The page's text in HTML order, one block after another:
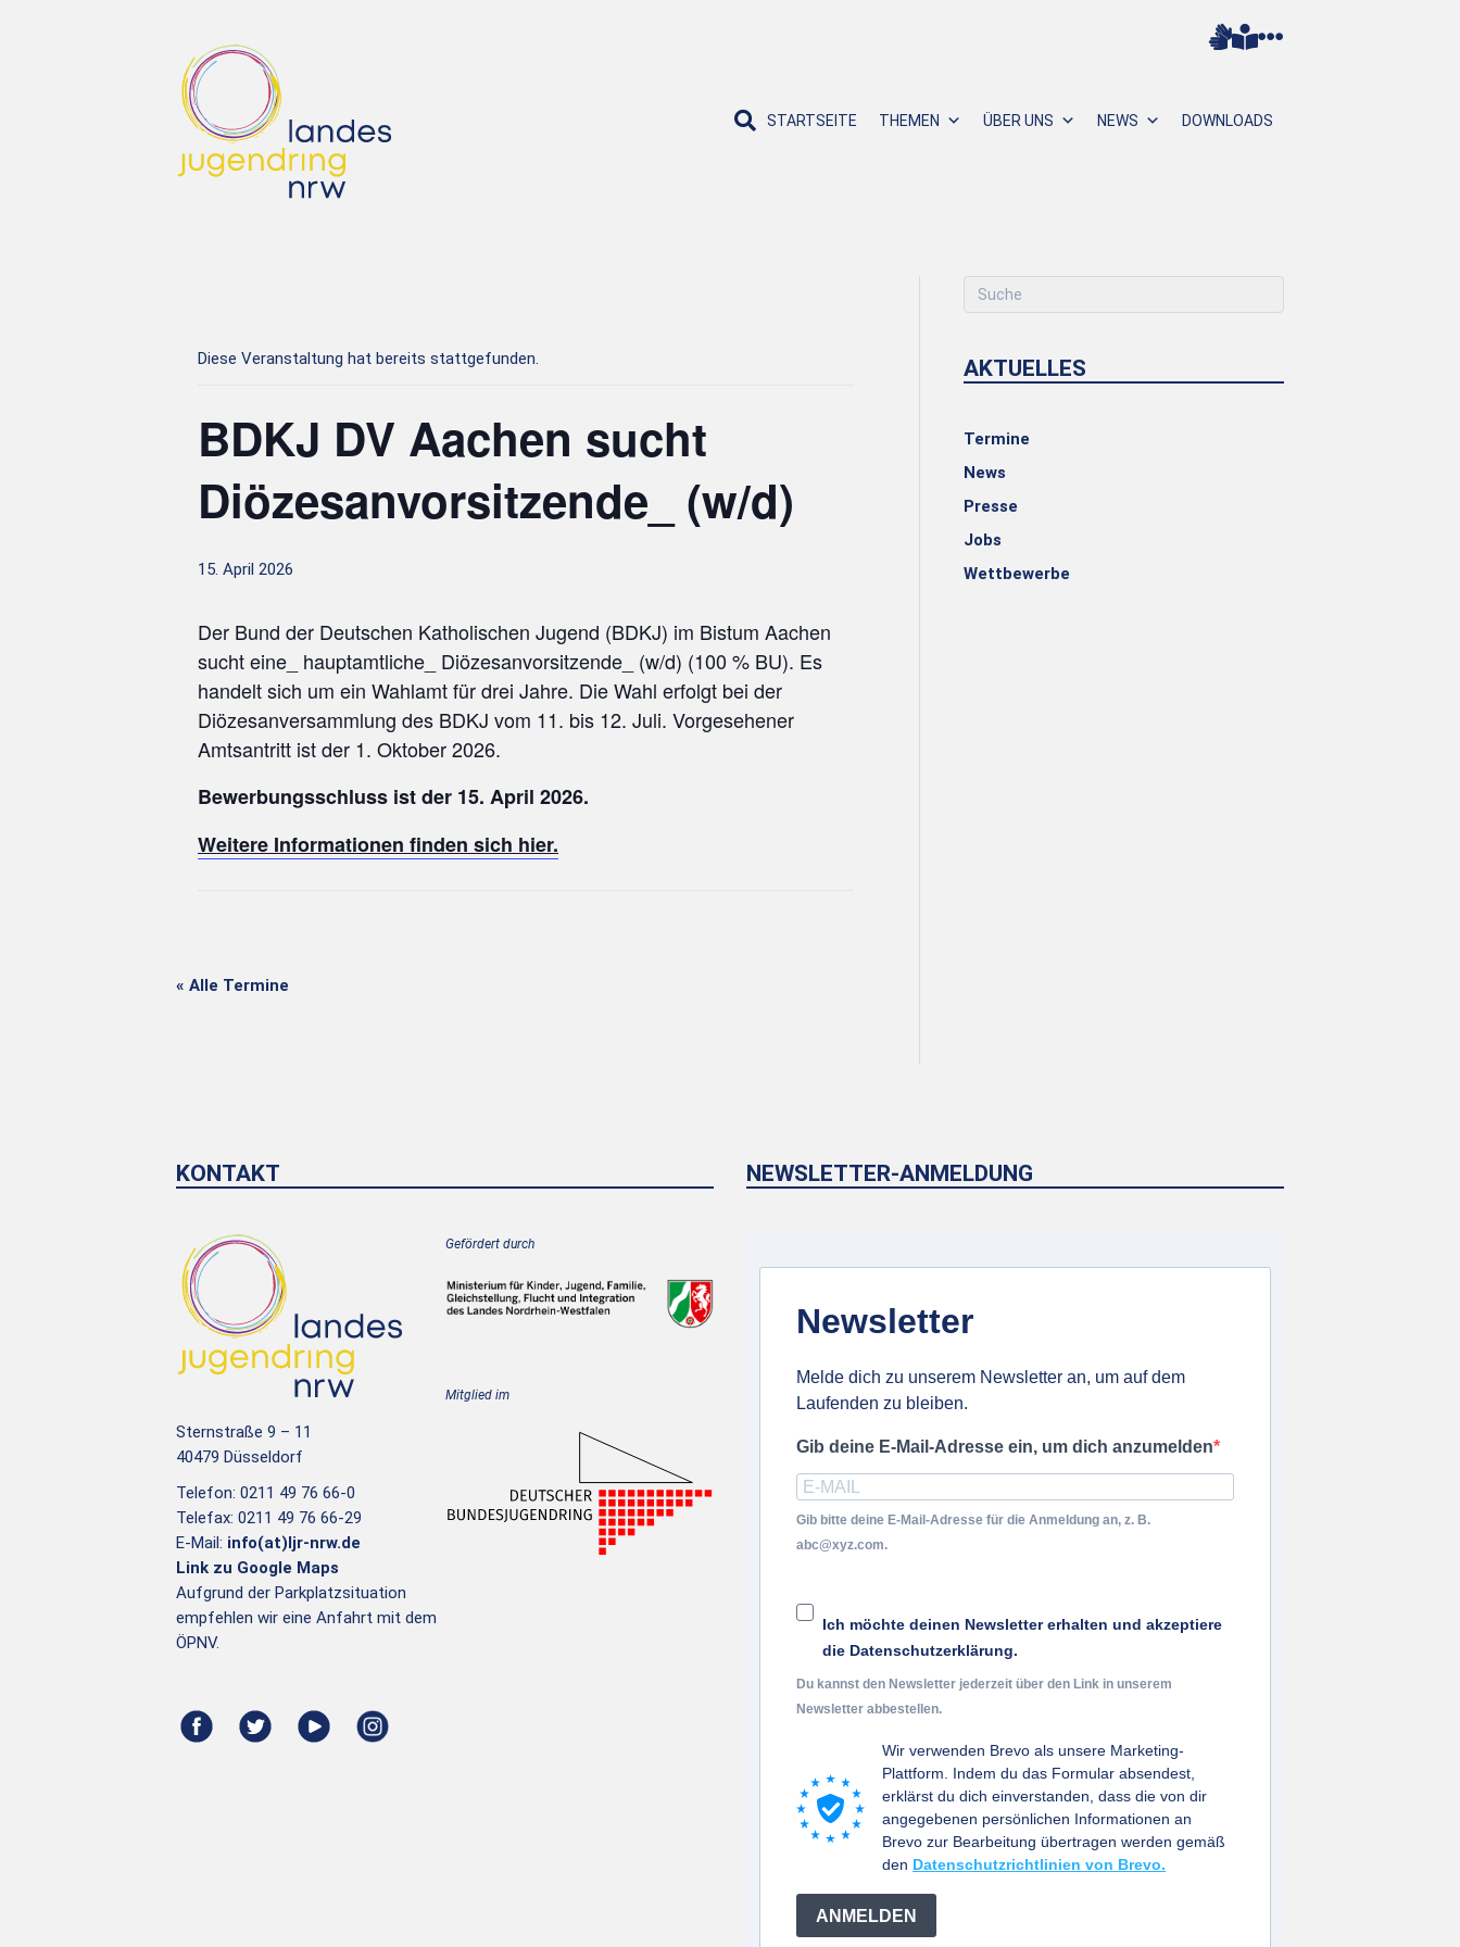
STARTSEITE THEMEN ÜBER UNS NEWS DOWNLOADS
Diese Veranstaltung hat bereits stattgefunden.
BDKJ DV Aachen sucht
Diözesanvorsitzende_ (w/d)
15. April 2026
Der Bund der Deutschen Katholischen Jugend (BDKJ) im Bistum Aachen
sucht eine_ hauptamtliche_ Diözesanvorsitzende_ (w/d) (100 % BU). Es
handelt sich um ein Wahlamt für drei Jahre. Die Wahl erfolgt bei der
Diözesanversammlung des BDKJ vom 11. bis 12. Juli. Vorgesehener
Amtsantritt ist der 1. Oktober 2026.
Bewerbungsschluss ist der 15. April 2026.
Weitere Informationen finden sich hier.
« Alle Termine
AKTUELLES
Termine
News
Presse
Jobs
Wettbewerbe
KONTAKT
Sternstraße 9 – 11
40479 Düsseldorf
Telefon: 0211 49 76 66-0
Telefax: 0211 49 76 66-29
E-Mail: info(at)ljr-nrw.de
Link zu Google Maps
Aufgrund der Parkplatzsituation
empfehlen wir eine Anfahrt mit dem
ÖPNV.
Gefördert durch
Mitglied im
NEWSLETTER-ANMELDUNG
Newsletter
Melde dich zu unserem Newsletter an, um auf dem
Laufenden zu bleiben.
Gib deine E-Mail-Adresse ein, um dich anzumelden
Gib bitte deine E-Mail-Adresse für die Anmeldung an, z. B.
abc@xyz.com.
Ich möchte deinen Newsletter erhalten und akzeptiere
die Datenschutzerklärung.
Du kannst den Newsletter jederzeit über den Link in unserem
Newsletter abbestellen.
Wir verwenden Brevo als unsere Marketing-
Plattform. Indem du das Formular absendest,
erklärst du dich einverstanden, dass die von dir
angegebenen persönlichen Informationen an
Brevo zur Bearbeitung übertragen werden gemäß
den Datenschutzrichtlinien von Brevo.
ANMELDEN